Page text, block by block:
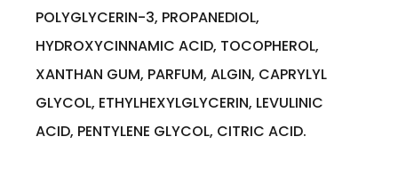
POLYGLYCERIN-3, PROPANEDIOL,
HYDROXYCINNAMIC ACID, TOCOPHEROL,
XANTHAN GUM, PARFUM, ALGIN, CAPRYLYL
GLYCOL, ETHYLHEXYLGLYCERIN, LEVULINIC
ACID, PENTYLENE GLYCOL, CITRIC ACID.